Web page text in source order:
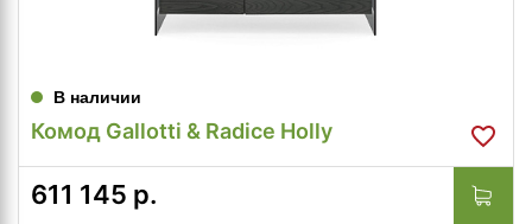
В наличии
Комод Gallotti & Radice Holly
611 145 р.